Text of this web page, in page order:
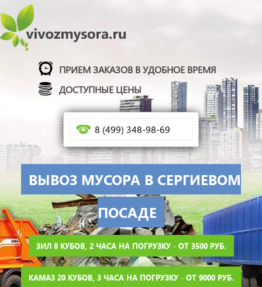
ПРИЕМ ЗАКАЗОВ В УДОБНОЕ ВРЕМЯ
ДОСТУПНЫЕ ЦЕНЫ
8 (499) 348-98-69
ВЫВОЗ МУСОРА В СЕРГИЕВОМ
ПОСАДЕ
ЗИЛ 8 КУБОВ, 2 ЧАСА НА ПОГРУЗКУ - ОТ 3500 РУБ.
КАМАЗ 20 КУБОВ, 3 ЧАСА НА ПОГРУЗКУ - ОТ 9000 РУБ.